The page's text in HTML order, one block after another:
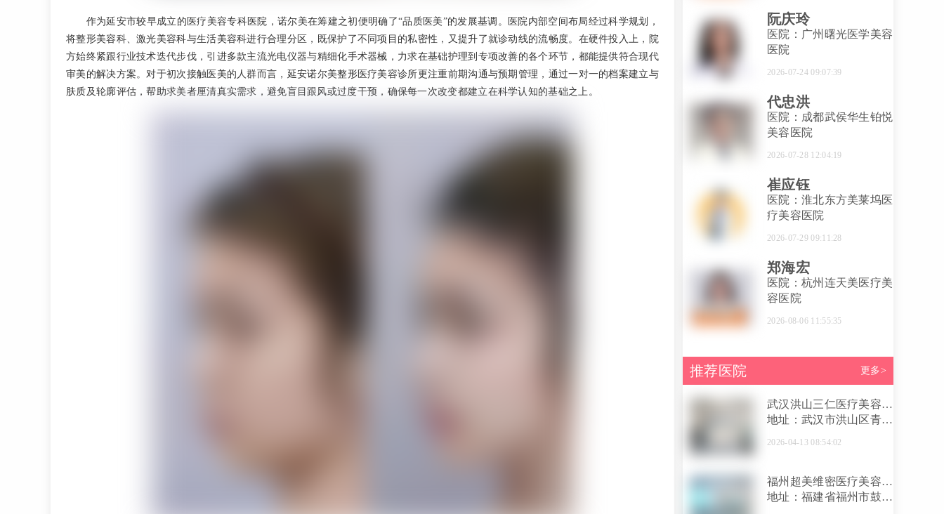
作为延安市较早成立的医疗美容专科医院，诺尔美在筹建之初便明确了“品质医美”的发展基调。医院内部空间布局经过科学规划，
将整形美容科、激光美容科与生活美容科进行合理分区，既保护了不同项目的私密性，又提升了就诊动线的流畅度。在硬件投入上，院
方始终紧跟行业技术迭代步伐，引进多款主流光电仪器与精细化手术器械，力求在基础护理到专项改善的各个环节，都能提供符合现代
审美的解决方案。对于初次接触医美的人群而言，延安诺尔美整形医疗美容诊所更注重前期沟通与预期管理，通过一对一的档案建立与
肤质及轮廓评估，帮助求美者厘清真实需求，避免盲目跟风或过度干预，确保每一次改变都建立在科学认知的基础之上。
阮庆玲
医院：广州曙光医学美容
医院
2026-07-24 09:07:39
代忠洪
医院：成都武侯华生铂悦
美容医院
2026-07-28 12:04:19
崔应钰
医院：淮北东方美莱坞医
疗美容医院
2026-07-29 09:11:28
郑海宏
医院：杭州连天美医疗美
容医院
2026-08-06 11:55:35
推荐医院 更多>
武汉洪山三仁医疗美容门
诊部
地址：武汉市洪山区青菱
2026-04-13 08:54:02
福州超美维密医疗美容门
诊部
地址：福建省福州市鼓楼